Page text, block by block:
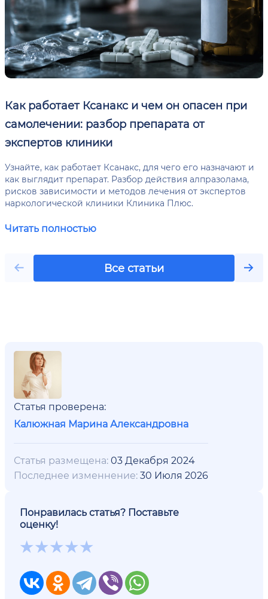
Как работает Ксанакс и чем он опасен при
самолечении: разбор препарата от
экспертов клиники
Узнайте, как работает Ксанакс, для чего его назначают и
как выглядит препарат. Разбор действия алпразолама,
рисков зависимости и методов лечения от экспертов
наркологической клиники Клиника Плюс.
Читать полностью
Все статьи
Статья проверена:
Калюжная Марина Александровна
Статья размещена:03 Декабря 2024
Последнее изменнение:30 Июля 2026
Понравилась статья? Поставьте
оценку!